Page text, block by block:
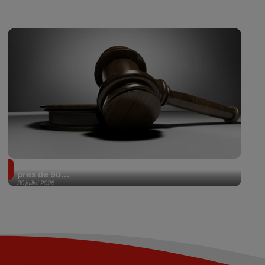
30 juillet 2026
près de 90...